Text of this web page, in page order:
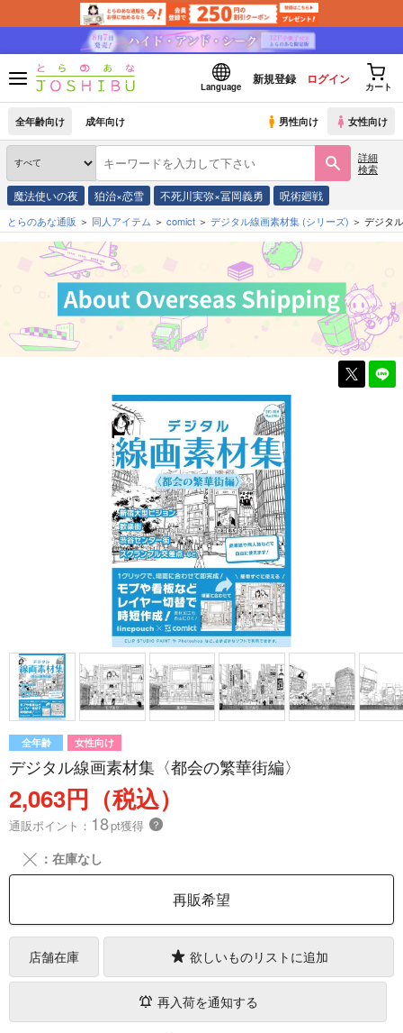
Language
新規登録 ログイン
カート
全年齢向け 成年向け 男性向け 女性向け
詳細
検索
魔法使いの夜 狛治×恋雪 不死川実弥×冨岡義勇 呪術廻戦
とらのあな通販 同人アイテム comict デジタル線画素材集 (シリーズ) デジタ
全年齢 女性向け
デジタル線画素材集〈都会の繁華街編〉
2,063円（税込）
通販ポイント： 18pt獲得 ？
╳ ：在庫なし
再販希望
店舗在庫 欲しいものリストに追加
再入荷を通知する